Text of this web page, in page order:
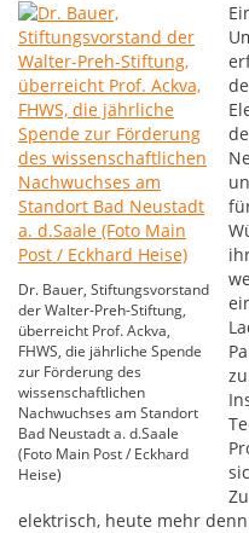
Dr. Bauer, Stiftungsvorstand
der Walter-Preh-Stiftung,
überreicht Prof. Ackva,
FHWS, die jährliche Spende
zur Förderung des
wissenschaftlichen
Nachwuchses am Standort
Bad Neustadt a. d.Saale
(Foto Main Post / Eckhard
Heise)
elektrisch, heute mehr